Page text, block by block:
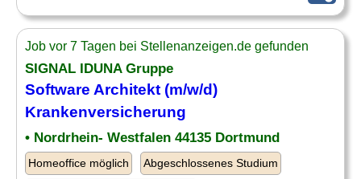
Job vor 7 Tagen bei Stellenanzeigen.de gefunden
SIGNAL IDUNA Gruppe
Software Architekt (m/w/d)
Krankenversicherung
• Nordrhein- Westfalen 44135 Dortmund
Homeoffice möglich Abgeschlossenes Studium